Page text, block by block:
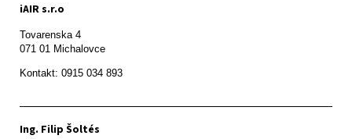
iAIR s.r.o
Tovarenska 4
071 01 Michalovce
Ing. Filip Šoltés